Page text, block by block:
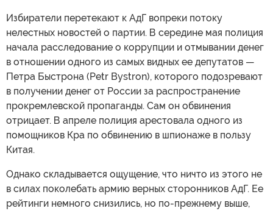
Избиратели перетекают к АдГ вопреки потоку
нелестных новостей о партии. В середине мая полиция
начала расследование о коррупции и отмывании денег
в отношении одного из самых видных ее депутатов —
Петра Быстрона (Petr Bystron), которого подозревают
в получении денег от России за распространение
прокремлевской пропаганды. Сам он обвинения
отрицает. В апреле полиция арестовала одного из
помощников Кра по обвинению в шпионаже в пользу
Китая.
Однако складывается ощущение, что ничто из этого не
в силах поколебать армию верных сторонников АдГ. Ее
рейтинги немного снизились, но по-прежнему выше,